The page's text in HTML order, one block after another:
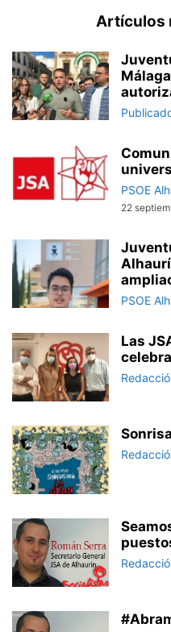
Artículos
PSOE
22
PSOE
Las